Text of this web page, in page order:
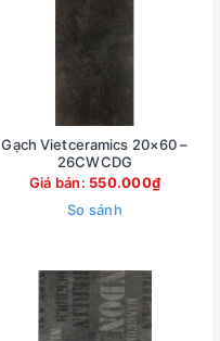
Gạch Vietceramics 20×60 –
26CWCDG
Giá bán: 550.000₫
So sánh